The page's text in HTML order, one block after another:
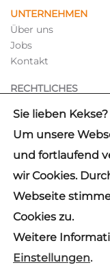
UNTERNEHMEN
Über uns
Jobs
Kontakt
RECHTLICHES
Impressum
Datenschutz
✓IDW PS 880
gleichzeitige
Sie lieben
Um unsere
und fortlaufend
wir Cookies.
Webseite
Cookies zu.
Weitere
Einstellungen.